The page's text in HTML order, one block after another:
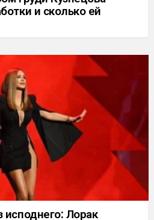
и сколько ей
Лорак